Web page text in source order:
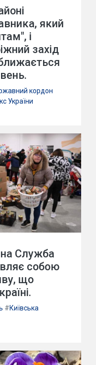
який
і
захід
кордон
України
Служба
собою
що
#Київська